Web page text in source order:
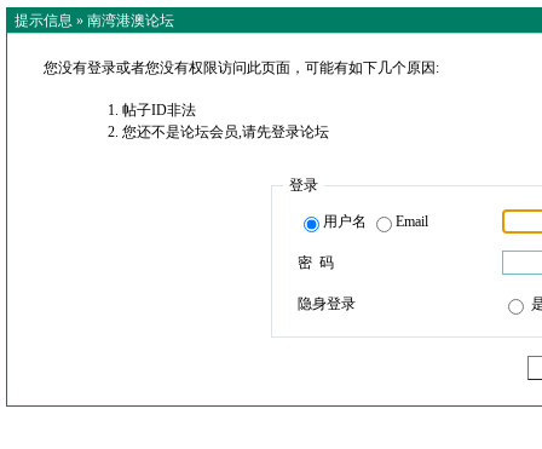
提示信息 » 南湾港澳论坛
您没有登录或者您没有权限访问此页面，可能有如下几个原因:
帖子ID非法
您还不是论坛会员,请先登录论坛
登录
用户名 Email
密 码
隐身登录